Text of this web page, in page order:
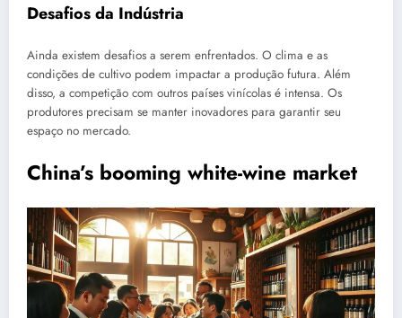
Desafios da Indústria
Ainda existem desafios a serem enfrentados. O clima e as
condições de cultivo podem impactar a produção futura. Além
disso, a competição com outros países vinícolas é intensa. Os
produtores precisam se manter inovadores para garantir seu
espaço no mercado.
China’s booming white-wine market